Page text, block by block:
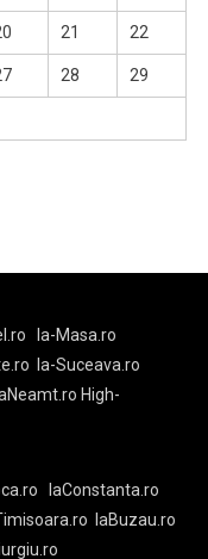
21 22
28 29
la-Masa.ro
la-Suceava.ro
High-
laConstanta.ro
laBuzau.ro